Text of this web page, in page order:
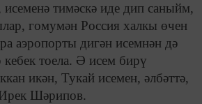
исеменә тимәскә иде дип саныйм,
гомумән Россия халкы өчен
аэропорты дигән исемнән дә
тоела. Ә исем бирү
икән, Тукай исемен, әлбәттә,
Шәрипов.